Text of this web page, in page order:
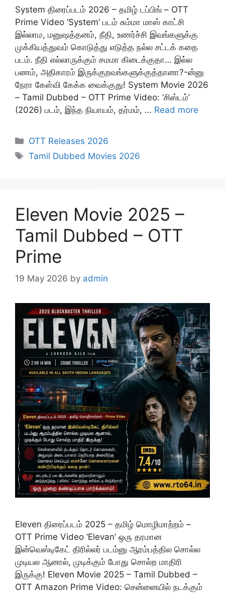
System திரைப்படம் 2026 – தமிழ் டப்பிங் – OTT
Prime Video ‘System’ படம் சும்மா மாஸ் காட்சி
இல்லாம, மனுஷத்தனம், நீதி, உணர்ச்சி இவங்களுக்கு
முக்கியத்துவம் கொடுத்து எடுத்த நல்ல சட்டக் கதை
படம். நீதி எல்லாருக்கும் சமமா கிடைக்குதா… இல்ல
பணம், அதிகாரம் இருக்குறவங்களுக்குத்தானா?-ன்னு
நேரா கேள்வி கேக்க வைக்குது! System Movie 2026
– Tamil Dubbed – OTT Prime Video: ‘சிஸ்டம்’
(2026) படம், இந்த நியாயம், தர்மம், … Read more
Categories
OTT Releases 2026
Tags
Tamil Dubbed Movies 2026
Eleven Movie 2025 –
Tamil Dubbed – OTT
Prime
19 May 2026 by admin
Eleven திரைப்படம் 2025 – தமிழ் மொழிமாற்றம் –
OTT Prime Video ‘Elevan’ ஒரு தரமான
இன்வெஸ்டிகேட் திரில்லர் படம்னு ஆரம்பத்தில சொல்ல
முடியல ஆனால், முடிக்கும் போது சொல்ற மாதிரி
இருக்கு! Eleven Movie 2025 – Tamil Dubbed –
OTT Amazon Prime Video: சென்னையில் நடக்கும்